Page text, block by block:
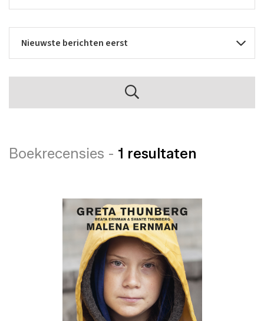
Boekrecensies - 1 resultaten